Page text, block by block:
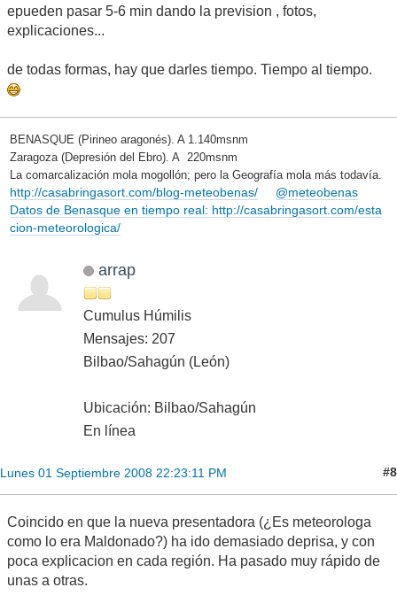
epueden pasar 5-6 min dando la prevision , fotos,
explicaciones...
de todas formas, hay que darles tiempo. Tiempo al tiempo.
BENASQUE (Pirineo aragonés). A 1.140msnm
Zaragoza (Depresión del Ebro). A 220msnm
La comarcalización mola mogollón; pero la Geografía mola más todavía.
http://casabringasort.com/blog-meteobenas/
@meteobenas
Datos de Benasque en tiempo real: http://casabringasort.com/esta
cion-meteorologica/
arrap
Cumulus Húmilis
Mensajes: 207
Bilbao/Sahagún (León)
Ubicación: Bilbao/Sahagún
En línea
Lunes 01 Septiembre 2008 22:23:11 PM #8
Coincido en que la nueva presentadora (¿Es meteorologa
como lo era Maldonado?) ha ido demasiado deprisa, y con
poca explicacion en cada región. Ha pasado muy rápido de
unas a otras.